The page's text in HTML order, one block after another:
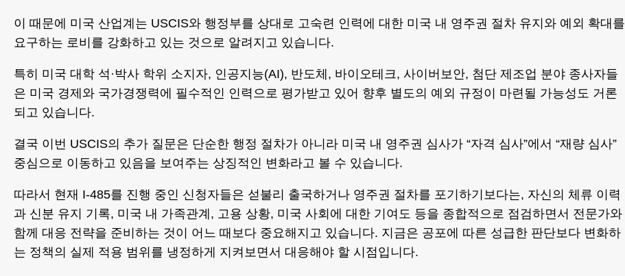
이 때문에 미국 산업계는 USCIS와 행정부를 상대로 고숙련 인력에 대한 미국 내 영주권 절차 유지와 예외 확대를
요구하는 로비를 강화하고 있는 것으로 알려지고 있습니다.
특히 미국 대학 석·박사 학위 소지자, 인공지능(AI), 반도체, 바이오테크, 사이버보안, 첨단 제조업 분야 종사자들
은 미국 경제와 국가경쟁력에 필수적인 인력으로 평가받고 있어 향후 별도의 예외 규정이 마련될 가능성도 거론
되고 있습니다.
결국 이번 USCIS의 추가 질문은 단순한 행정 절차가 아니라 미국 내 영주권 심사가 “자격 심사”에서 “재량 심사”
중심으로 이동하고 있음을 보여주는 상징적인 변화라고 볼 수 있습니다.
따라서 현재 I-485를 진행 중인 신청자들은 섣불리 출국하거나 영주권 절차를 포기하기보다는, 자신의 체류 이력
과 신분 유지 기록, 미국 내 가족관계, 고용 상황, 미국 사회에 대한 기여도 등을 종합적으로 점검하면서 전문가와
함께 대응 전략을 준비하는 것이 어느 때보다 중요해지고 있습니다. 지금은 공포에 따른 성급한 판단보다 변화하
는 정책의 실제 적용 범위를 냉정하게 지켜보면서 대응해야 할 시점입니다.